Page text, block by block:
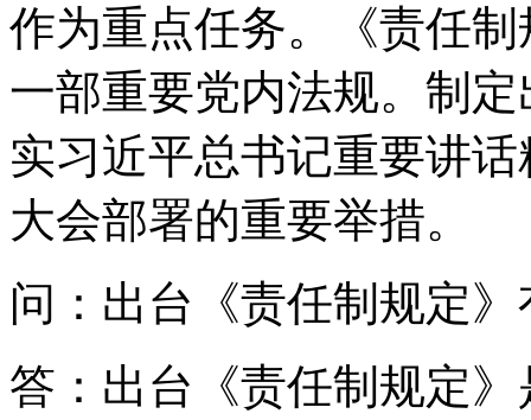
作为重点任务。《责任
一部重要党内法规。制
实习近平总书记重要讲
大会部署的重要举措。
问：出台《责任制规定
答：出台《责任制规定